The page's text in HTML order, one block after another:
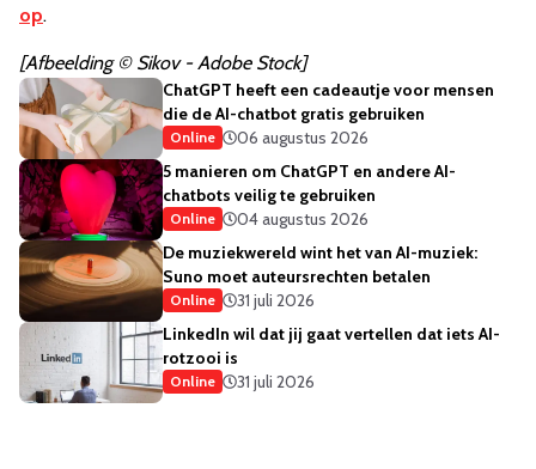
op.
[Afbeelding © Sikov - Adobe Stock]
ChatGPT heeft een cadeautje voor mensen
die de AI-chatbot gratis gebruiken
Online
06 augustus 2026
5 manieren om ChatGPT en andere AI-
chatbots veilig te gebruiken
Online
04 augustus 2026
De muziekwereld wint het van AI-muziek:
Suno moet auteursrechten betalen
Online
31 juli 2026
LinkedIn wil dat jij gaat vertellen dat iets AI-
rotzooi is
Online 31 juli 2026